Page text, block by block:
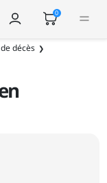
0
décès